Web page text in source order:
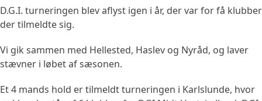
D.G.I. turneringen blev aflyst igen i år, der var for få klubber
der tilmeldte sig.
Vi gik sammen med Hellested, Haslev og Nyråd, og laver
stævner i løbet af sæsonen.
Et 4 mands hold er tilmeldt turneringen i Karlslunde, hvor